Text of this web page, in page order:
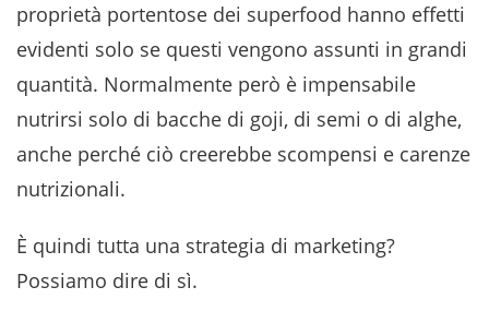
proprietà portentose dei superfood hanno effetti
evidenti solo se questi vengono assunti in grandi
quantità. Normalmente però è impensabile
nutrirsi solo di bacche di goji, di semi o di alghe,
anche perché ciò creerebbe scompensi e carenze
nutrizionali.
È quindi tutta una strategia di marketing?
Possiamo dire di sì.